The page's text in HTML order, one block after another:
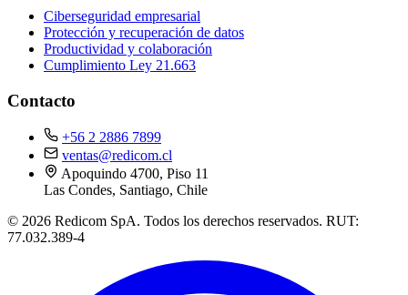
Ciberseguridad empresarial
Protección y recuperación de datos
Productividad y colaboración
Cumplimiento Ley 21.663
Contacto
+56 2 2886 7899
ventas@redicom.cl
Apoquindo 4700, Piso 11
Las Condes, Santiago, Chile
© 2026 Redicom SpA. Todos los derechos reservados. RUT:
77.032.389-4